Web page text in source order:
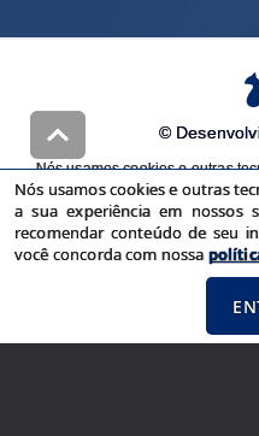
©
Nós usamos cookies e outras
a sua experiência em nossos
recomendar conteúdo de seu
você concorda com nossa
Nós usamos cookies e outras
a sua experiência em nossos
recomendar conteúdo de seu
você concorda com nossa